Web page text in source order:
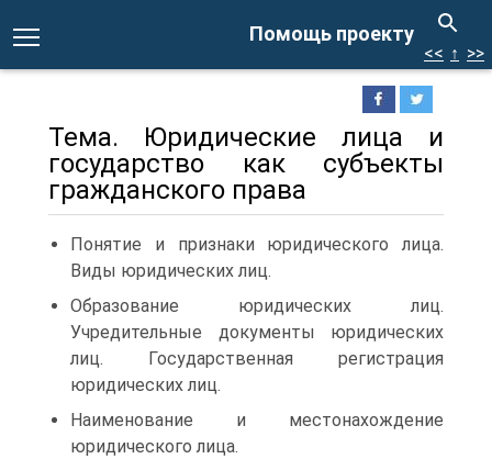
Помощь проекту
<< ↑ >>
Тема. Юридические лица и
государство как субъекты
гражданского права
Понятие и признаки юридического лица.
Виды юридических лиц.
Образование юридических лиц.
Учредительные документы юридических
лиц. Государственная регистрация
юридических лиц.
Наименование и местонахождение
юридического лица.